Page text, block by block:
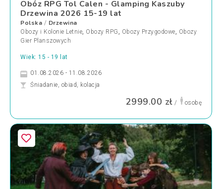
Obóz RPG Tol Calen - Glamping Kaszuby
Drzewina 2026 15-19 lat
Polska / Drzewina
Obozy i Kolonie Letnie, Obozy RPG , Obozy Przygodowe, Obozy
Gier Planszowych
Wiek: 15 - 19 lat
01.08.2026 - 11.08.2026
Śniadanie, obiad, kolacja
2999.00 zł / osobę